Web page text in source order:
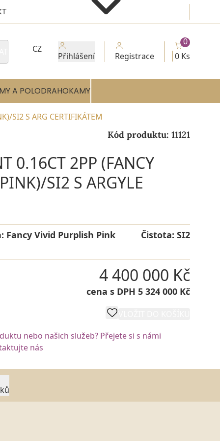
CZ
Přihlášení Registrace 0 Ks
0
A POLODRAHOKAMY
SI2 S ARG CERTIFIKÁTEM
Kód produktu: 11121
0.16CT 2PP (FANCY
SI2 S ARGYLE
Fancy Vivid Purplish Pink Čistota: SI2
4 400 000 Kč
cena s DPH 5 324 000 Kč
nebo našich služeb? Přejete si s námi
nás